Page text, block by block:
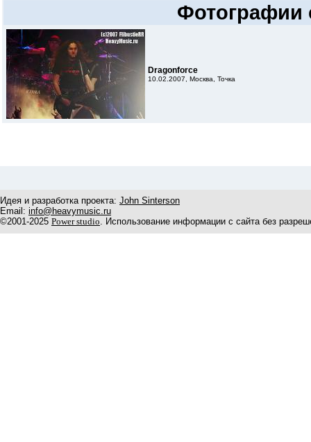
Фотографии
Dragonforce
10.02.2007, Москва, Точка
Идея и разработка проекта: John Sinterson
Email: info@heavymusic.ru
©2001-2025 Power studio. Использование информации с сайта без